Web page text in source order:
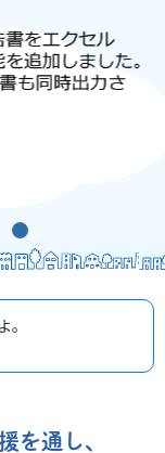
を通し、